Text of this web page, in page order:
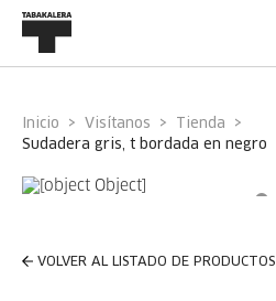
Inicio Visítanos
Tienda
sudadera gris, t bordada en negro
VOLVER AL LISTADO DE PRODUCTOS